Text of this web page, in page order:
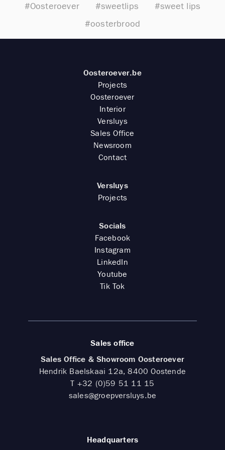
#Oosteroever #sweetlips
#sweet lips
#oosterbrood
Oosteroever.be
Projects
Oosteroever
Interior
Versluys
Sales Office
Newsroom
Contact
Versluys
Projects
Socials
Facebook
Instagram
LinkedIn
Youtube
Tik Tok
Sales office
Sales Office & Showroom Oosteroever
Hendrik Baelskaai 12a, 8400 Oostende
T +32 (0)59 51 11 15
sales@groepversluys.be
Headquarters